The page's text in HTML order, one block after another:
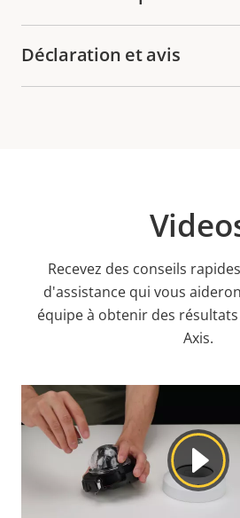
Déclaration et avis
Recevez des conseils
d'assistance qui vous
équipe à obtenir des
Axis.